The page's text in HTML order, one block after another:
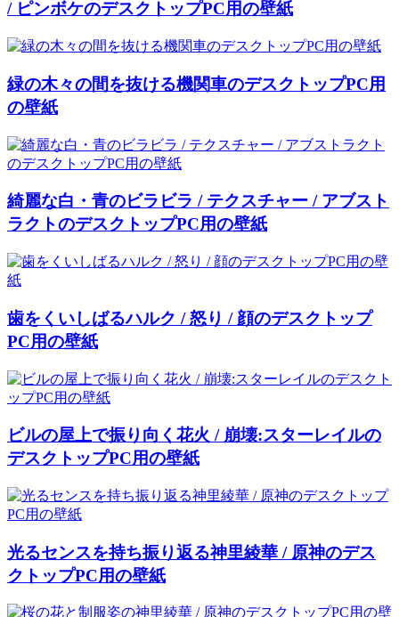
/ ピンボケのデスクトップPC用の壁紙
緑の木々の間を抜ける機関車のデスクトップPC用
の壁紙
綺麗な白・青のビラビラ / テクスチャー / アブスト
ラクトのデスクトップPC用の壁紙
歯をくいしばるハルク / 怒り / 顔のデスクトップ
PC用の壁紙
ビルの屋上で振り向く花火 / 崩壊:スターレイルの
デスクトップPC用の壁紙
光るセンスを持ち振り返る神里綾華 / 原神のデス
クトップPC用の壁紙